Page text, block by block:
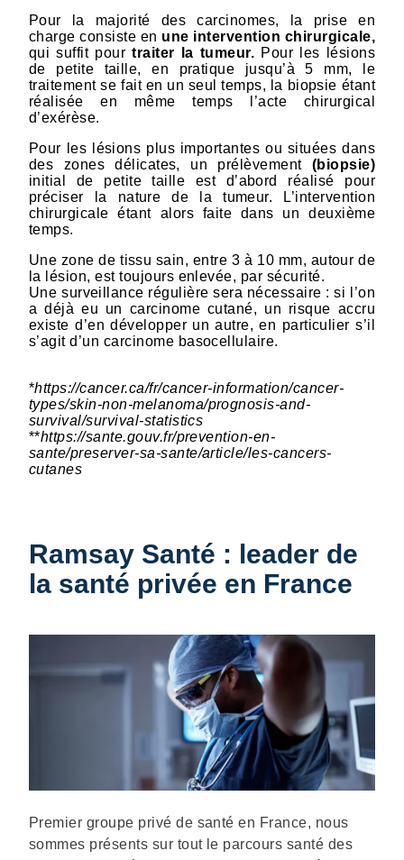
Pour la majorité des carcinomes, la prise en
charge consiste en une intervention chirurgicale,
qui suffit pour traiter la tumeur. Pour les lésions
de petite taille, en pratique jusqu’à 5 mm, le
traitement se fait en un seul temps, la biopsie étant
réalisée en même temps l’acte chirurgical
d’exérèse.
Pour les lésions plus importantes ou situées dans
des zones délicates, un prélèvement (biopsie)
initial de petite taille est d’abord réalisé pour
préciser la nature de la tumeur. L’intervention
chirurgicale étant alors faite dans un deuxième
temps.
Une zone de tissu sain, entre 3 à 10 mm, autour de
la lésion, est toujours enlevée, par sécurité.
Une surveillance régulière sera nécessaire : si l’on
a déjà eu un carcinome cutané, un risque accru
existe d’en développer un autre, en particulier s’il
s’agit d’un carcinome basocellulaire.
*https://cancer.ca/fr/cancer-information/cancer-
types/skin-non-melanoma/prognosis-and-
survival/survival-statistics
**https://sante.gouv.fr/prevention-en-
sante/preserver-sa-sante/article/les-cancers-
cutanes
Ramsay Santé : leader de
la santé privée en France
Description
Premier groupe privé de santé en France, nous
sommes présents sur tout le parcours santé des